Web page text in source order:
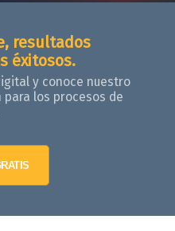
resultados
éxitosos.
y conoce nuestro
los procesos de